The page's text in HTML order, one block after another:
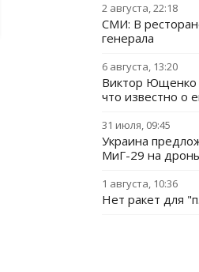
2 августа, 22:18
СМИ: В
генерала
6 августа, 13:20
Виктор Ющенко
что известно о
31 июля, 09:45
Украина
МиГ-29 на
1 августа, 10:36
Нет ракет для